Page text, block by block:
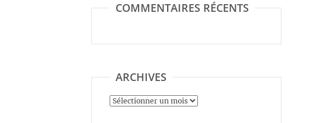
COMMENTAIRES RÉCENTS
ARCHIVES
Archives